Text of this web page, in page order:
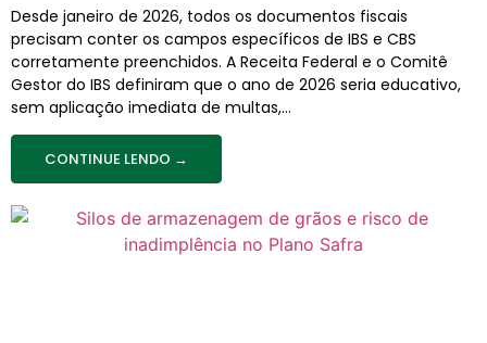
Desde janeiro de 2026, todos os documentos fiscais
precisam conter os campos específicos de IBS e CBS
corretamente preenchidos. A Receita Federal e o Comitê
Gestor do IBS definiram que o ano de 2026 seria educativo,
sem aplicação imediata de multas,...
CONTINUE LENDO →